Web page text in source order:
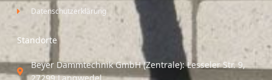
Datenschutzerklärung
Standorte
Beyer Dämmtechnik GmbH (Zentrale): Lesseler Str. 9,